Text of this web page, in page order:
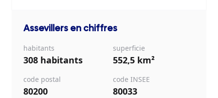
Assevillers en chiffres
habitants
308 habitants
superficie
552,5 km²
code postal
80200
code INSEE
80033